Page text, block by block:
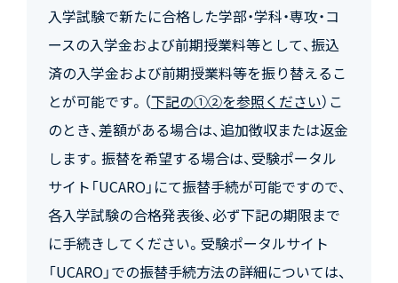
入学試験で新たに合格した学部・学科・専攻・コ
ースの入学金および前期授業料等として、振込
済の入学金および前期授業料等を振り替えるこ
とが可能です。（下記の①②を参照ください）こ
のとき、差額がある場合は、追加徴収または返金
します。振替を希望する場合は、受験ポータル
サイト「UCARO」にて振替手続が可能ですので、
各入学試験の合格発表後、必ず下記の期限まで
に手続きしてください。受験ポータルサイト
「UCARO」での振替手続方法の詳細については、